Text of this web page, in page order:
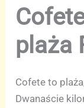
plaża
Cofete to
Dwanaście